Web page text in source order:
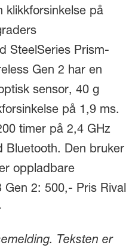
klikkforsinkelse på
SteelSeries Prism-
Gen 2 har en
sensor, 40 g
på 1,9 ms.
timer på 2,4 GHz
Bluetooth. Den bruker
oppladbare
Gen 2: 500,- Pris Rival
Teksten er